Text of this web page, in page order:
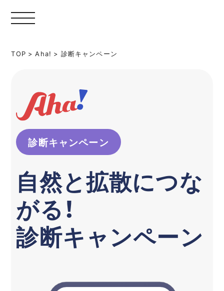
TOP > Aha! > 診断キャンペーン
診断キャンペーン
自然と拡散につな
がる！
診断キャンペーン